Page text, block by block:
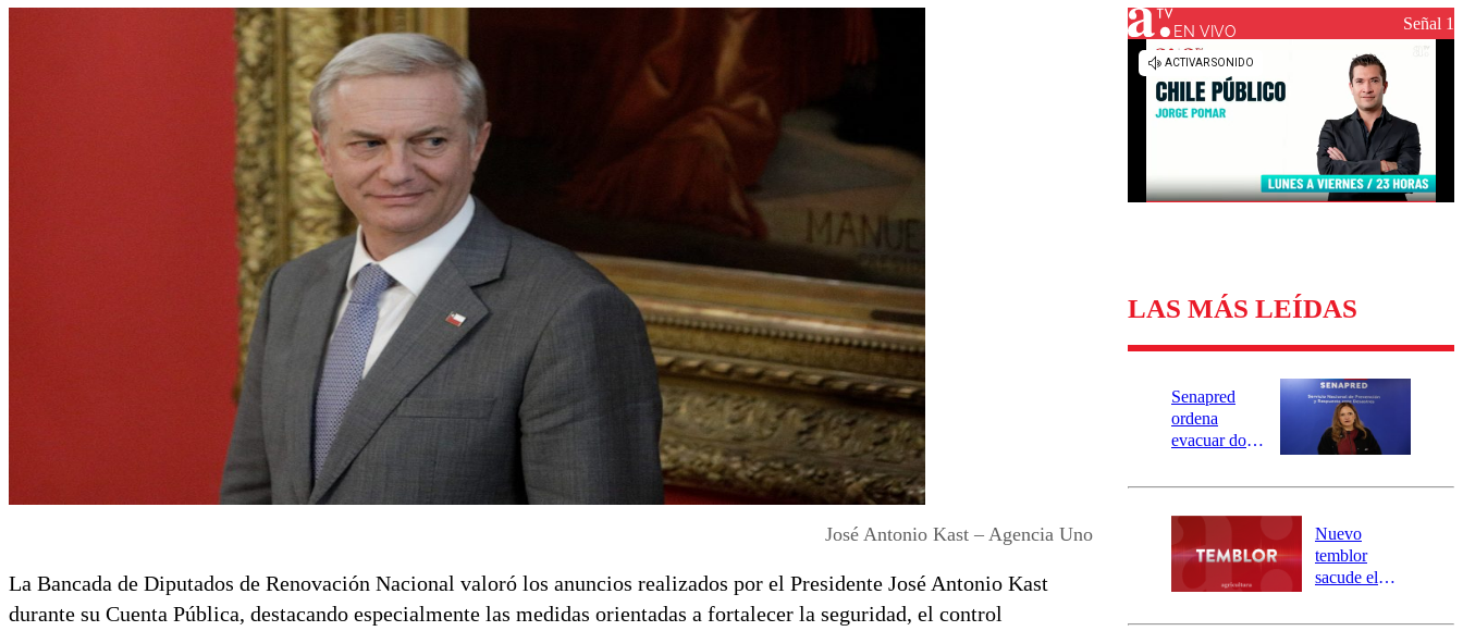
Universidad de Chile
Sustentabilidad
José Antonio Kast – Agencia Uno
La Bancada de Diputados de Renovación Nacional valoró los anuncios realizados por el Presidente José Antonio Kast
durante su Cuenta Pública, destacando especialmente las medidas orientadas a fortalecer la seguridad, el control
EN VIVO Señal 1
LAS MÁS LEÍDAS
Senapred
ordena
evacuar dos
Carahue por
río Damas:
activa
mensajería
SAE
Nuevo
temblor
sacude el
revisa la